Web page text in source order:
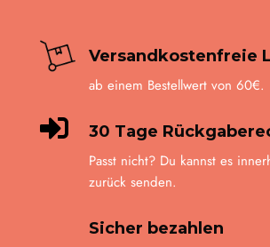
Versandkostenfreie
ab einem Bestellwert von 60€.

30 Tage
Passt nicht? Du kannst es
zurück senden.
Sicher bezahlen